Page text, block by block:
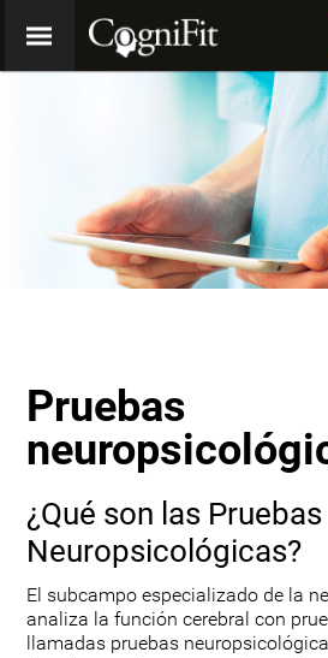
Pruebas
¿Qué son las Pruebas
Neuropsicológicas?
El subcampo especializado de la
analiza la función cerebral con
llamadas pruebas